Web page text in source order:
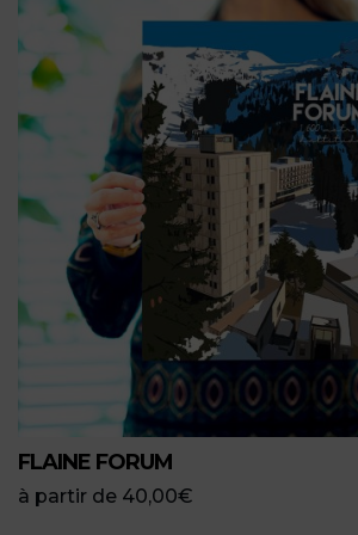
FLAINE FORUM
à partir de 40,00€